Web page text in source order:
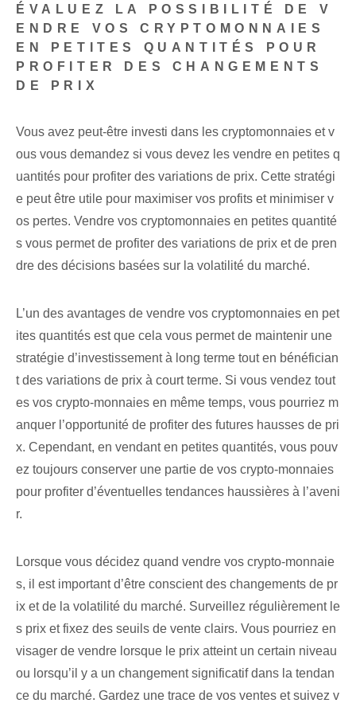
ÉVALUEZ LA POSSIBILITÉ DE V
ENDRE VOS CRYPTOMONNAIES
EN PETITES QUANTITÉS POUR
PROFITER DES CHANGEMENTS
DE PRIX
Vous avez peut-être investi dans les cryptomonnaies et v
ous vous demandez si vous devez les vendre en petites q
uantités pour profiter des variations de prix. Cette stratégi
e peut être utile pour maximiser vos profits et minimiser v
os pertes. Vendre vos cryptomonnaies en petites quantité
s vous permet de profiter des variations de prix et de pren
dre des décisions basées sur la volatilité du marché.
L’un des avantages de vendre vos cryptomonnaies en pet
ites quantités est que cela vous permet de maintenir une
stratégie d’investissement à long terme tout en bénéfician
t des variations de prix à court terme. Si vous vendez tout
es vos crypto-monnaies en même temps, vous pourriez m
anquer l’opportunité de profiter des futures hausses de pri
x. Cependant, en vendant en petites quantités, vous pouv
ez toujours conserver une partie de vos crypto-monnaies
pour profiter d’éventuelles tendances haussières à l’aveni
r.
Lorsque vous décidez quand vendre vos crypto-monnaie
s, il est important d’être conscient des changements de pr
ix et de la volatilité du marché. Surveillez régulièrement le
s prix et fixez des seuils de vente clairs. Vous pourriez en
visager de vendre lorsque le prix atteint un certain niveau
ou lorsqu’il y a un changement significatif dans la tendan
ce du marché. Gardez une trace de vos ventes et suivez v